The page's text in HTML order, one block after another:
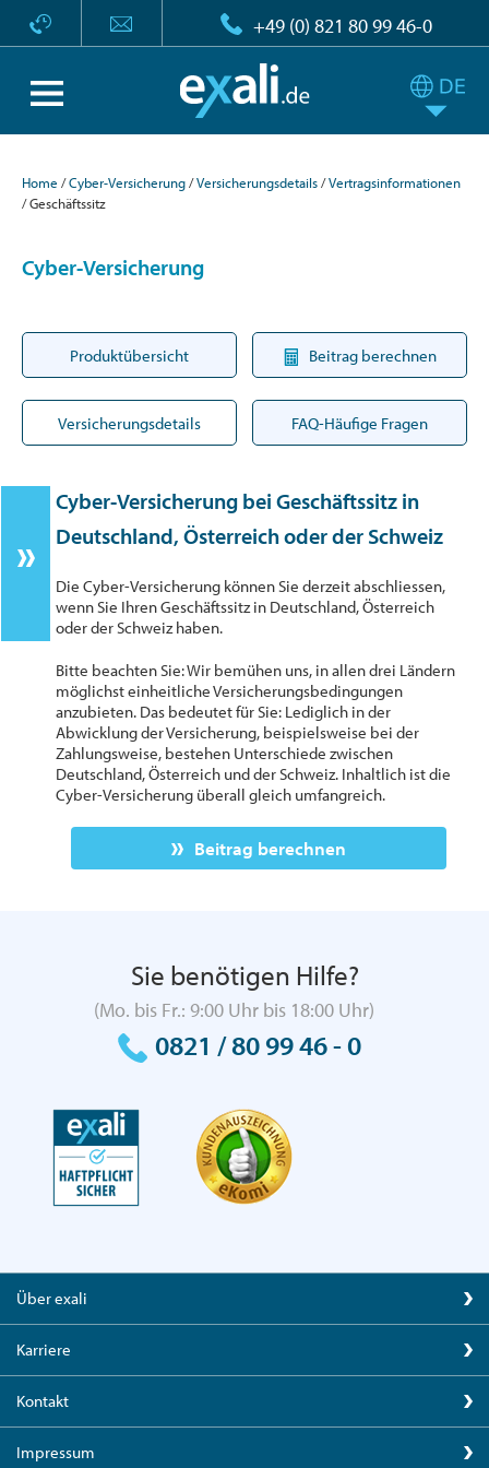
+49 (0) 821 80 99 46-0
Home Cyber-Versicherung Versicherungsdetails
Vertragsinformationen
Geschäftssitz
Cyber-Versicherung
Produktübersicht Beitrag berechnen
Versicherungsdetails FAQ-Häufige Fragen
Cyber-Versicherung bei Geschäftssitz in
Deutschland, Österreich oder der Schweiz
Die Cyber-Versicherung können Sie derzeit abschliessen,
wenn Sie Ihren Geschäftssitz in Deutschland, Österreich
oder der Schweiz haben.
Bitte beachten Sie: Wir bemühen uns, in allen drei Ländern
möglichst einheitliche Versicherungsbedingungen
anzubieten. Das bedeutet für Sie: Lediglich in der
Abwicklung der Versicherung, beispielsweise bei der
Zahlungsweise, bestehen Unterschiede zwischen
Deutschland, Österreich und der Schweiz. Inhaltlich ist die
Cyber-Versicherung überall gleich umfangreich.
Beitrag berechnen
Sie benötigen Hilfe?
(Mo. bis Fr.: 9:00 Uhr bis 18:00 Uhr)
0821 / 80 99 46 - 0
Über exali
Karriere
Kontakt
Impressum